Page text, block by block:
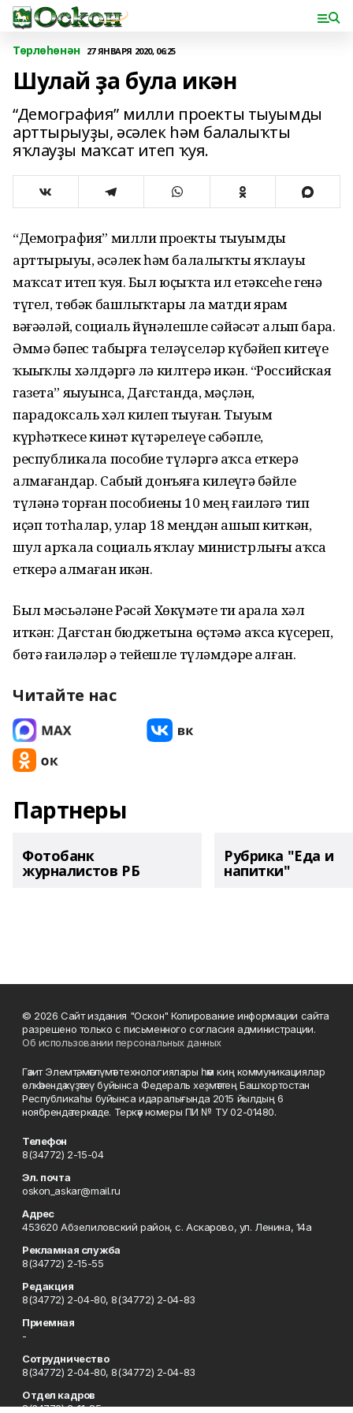
Төрлөһөнән 27 ЯНВАРЯ 2020, 06:25
Шулай ҙа була икән
“Демография” милли проекты тыуымды
арттырыуҙы, әсәлек һәм балалыҡты
яҡлауҙы маҡсат итеп ҡуя.
“Демография” милли проекты тыуымды
арттырыуҙы, әсәлек һәм балалыҡты яҡлауҙы
маҡсат итеп ҡуя. Был юҫыҡта ил етәксеһе генә
түгел, төбәк башлыҡтары ла матди ярҙам
вәғәҙәләй, социаль йүнәлешле сәйәсәт алып бара.
Әммә бәпес табырға теләүселәр күбәйеп китеүе
ҡыҙыҡлы хәлдәргә лә килтерә икән. “Российская
газета” яҙыуынса, Дағстанда, мәҫлән,
парадоксаль хәл килеп тыуған. Тыуым
күрһәткесе кинәт күтәрелеүе сәбәпле,
республикала пособие түләргә аҡса еткерә
алмағандар. Сабый донъяға килеүгә бәйле
түләнә торған пособиены 10 мең ғаиләгә тип
иҫәп тотһалар, улар 18 меңдән ашып киткән,
шул арҡала социаль яҡлау министрлығы аҡса
еткерә алмаған икән.
Был мәсьәләне Рәсәй Хөкүмәте тиҙ арала хәл
иткән: Дағстан бюджетына өҫтәмә аҡса күсереп,
бөтә ғаиләләр ҙә тейешле түләмдәрҙе алған.
Читайте нас
Партнеры
Фотобанк
журналистов РБ
Рубрика "Еда и
напитки"
© 2026 Сайт издания "Оскон" Копирование информации сайта
разрешено только с письменного согласия администрации.
Об использовании персональных данных
Гәзит Элемтә, мәғлүмәт технологиялары һәм киң коммуникациялар
өлкәһендә күҙәтеү буйынса Федераль хеҙмәттең Башҡортостан
Республикаһы буйынса идаралығында 2015 йылдың 6
ноябрендә теркәлде. Теркәү номеры ПИ № ТУ 02-01480.
Телефон
8(34772) 2-15-04
Эл. почта
oskon_askar@mail.ru
Адрес
453620 Абзелиловский район, с. Аскарово, ул. Ленина, 14а
Рекламная служба
8(34772) 2-15-55
Редакция
8(34772) 2-04-80, 8(34772) 2-04-83
Приемная
-
Сотрудничество
8(34772) 2-04-80, 8(34772) 2-04-83
Отдел кадров
8(34772) 2-11-85